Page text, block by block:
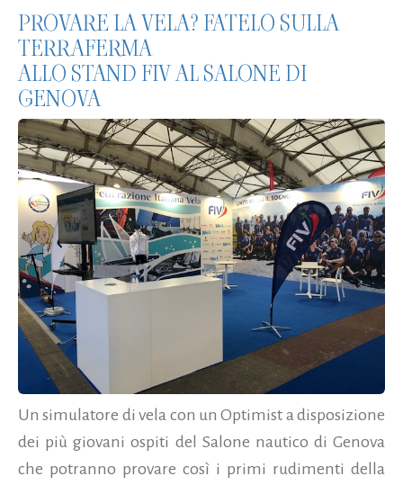
PROVARE LA VELA? FATELO SULLA
TERRAFERMA
ALLO STAND FIV AL SALONE DI
GENOVA
Un simulatore di vela con un Optimist a disposizione
dei più giovani ospiti del Salone nautico di Genova
che potranno provare così i primi rudimenti della